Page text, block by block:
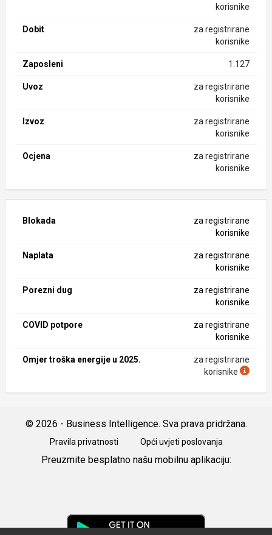
korisnike
Dobit
za registrirane
korisnike
Zaposleni 1.127
Uvoz
za registrirane
korisnike
Izvoz
za registrirane
korisnike
Ocjena
za registrirane
korisnike
Blokada
za registrirane
korisnike
Naplata
za registrirane
korisnike
Porezni dug
za registrirane
korisnike
COVID potpore
za registrirane
korisnike
Omjer troška energije u 2025.
za registrirane
korisnike
© 2026 - Business Intelligence. Sva prava pridržana.
Pravila privatnosti Opći uvjeti poslovanja
Preuzmite besplatno našu mobilnu aplikaciju: